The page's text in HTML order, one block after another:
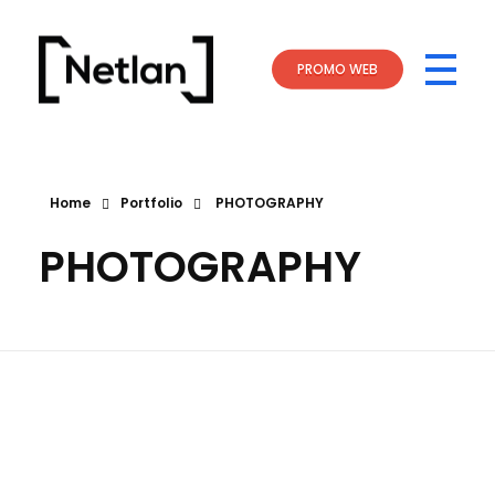
PROMO WEB
Home Portfolio PHOTOGRAPHY
PHOTOGRAPHY